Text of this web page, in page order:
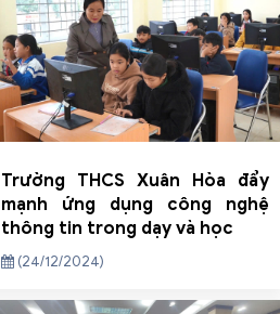
Trường THCS Xuân Hòa đẩy
mạnh ứng dụng công nghệ
thông tin trong dạy và học
(24/12/2024)